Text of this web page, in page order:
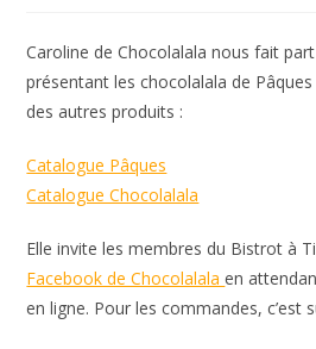
Caroline de Chocolalala nous fait
présentant les chocolalala de
des autres produits :
Catalogue Pâques
Catalogue Chocolalala
Elle invite les membres du Bistrot à
Facebook de Chocolalalaen
en ligne. Pour les commandes, c’est